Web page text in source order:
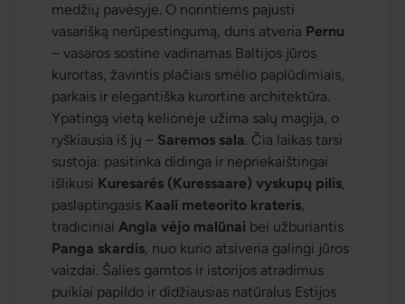
medžių pavėsyje. O norintiems pajusti
vasarišką nerūpestingumą, duris atveria Pernu
– vasaros sostine vadinamas Baltijos jūros
kurortas, žavintis plačiais smėlio paplūdimiais,
parkais ir elegantiška kurortine architektūra.
Ypatingą vietą kelionėje užima salų magija, o
ryškiausia iš jų – Saremos sala. Čia laikas tarsi
sustoja: pasitinka didinga ir nepriekaištingai
išlikusi Kuresarės (Kuressaare) vyskupų pilis,
paslaptingasis Kaali meteorito krateris,
tradiciniai Angla vėjo malūnai
Panga skardis, nuo kurio atsiveria galingi jūros
vaizdai. Šalies gamtos ir istorijos atradimus
puikiai papildo ir didžiausias natūralus Estijos